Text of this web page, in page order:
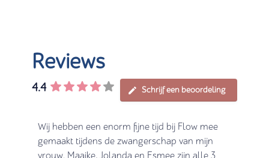
Reviews
4.4 Schrijf een beoordeling
Wij hebben een enorm fijne tijd bij Flow mee
gemaakt tijdens de zwangerschap van mijn
vrouw. Maaike, Jolanda en Esmee zijn alle 3